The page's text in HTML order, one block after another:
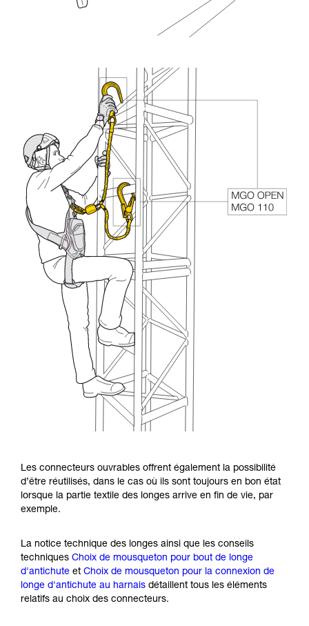
Les connecteurs ouvrables offrent également la possibilité
d’être réutilisés, dans le cas où ils sont toujours en bon état
lorsque la partie textile des longes arrive en fin de vie, par
exemple.
La notice technique des longes ainsi que les conseils
techniques Choix de mousqueton pour bout de longe
d'antichute et Choix de mousqueton pour la connexion de
longe d'antichute au harnais détaillent tous les éléments
relatifs au choix des connecteurs.